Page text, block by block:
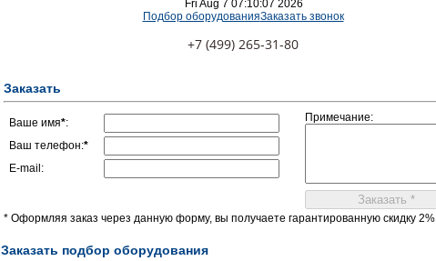
Fri Aug 7 07:10:07 2026
Подбор оборудованияЗаказать звонок
+7 (499) 265-31-80
Заказать
Ваше имя*:
Ваш телефон:*
E-mail:
Примечание:
* Оформляя заказ через данную форму, вы получаете гарантированную скидку 2%
Заказать подбор оборудования